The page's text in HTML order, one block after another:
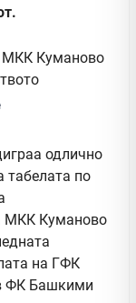
одлично
табелата по
МКК Куманово
на ГФК
ФК Башкими